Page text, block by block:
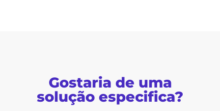
Gostaria de uma
solução especifica?